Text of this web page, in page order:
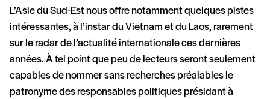
L’Asie du Sud-Est nous offre notamment quelques pistes
intéressantes, à l’instar du Vietnam et du Laos, rarement
sur le radar de l’actualité internationale ces dernières
années. À tel point que peu de lecteurs seront seulement
capables de nommer sans recherches préalables le
patronyme des responsables politiques présidant à